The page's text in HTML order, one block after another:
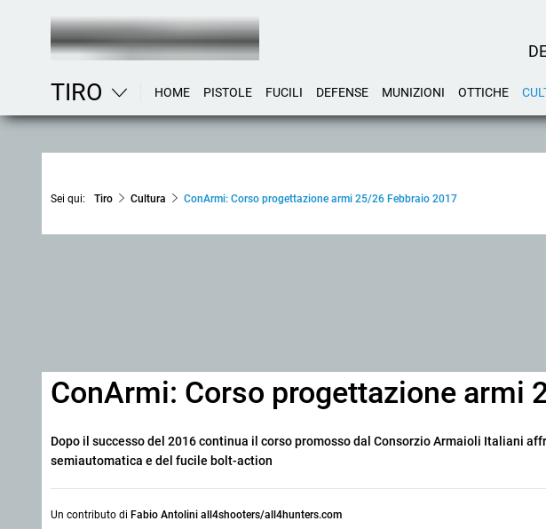
TIRO HOME PISTOLE FUCILI DEFENSE MUNIZIONI OTTICHE
Sei qui: Tiro Cultura ConArmi: Corso progettazione armi 25/26 Febbraio 2017
ConArmi: Corso progettazione armi
Dopo il successo del 2016 continua il corso promosso dal Consorzio Armaioli Italiani
semiautomatica e del fucile bolt-action
Un contributo di Fabio Antolini all4shooters/all4hunters.com